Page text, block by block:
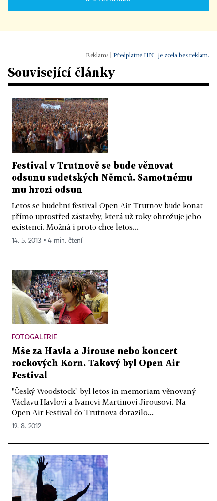
Předplatné HN+ je zcela bez reklam.
Související články
Festival v Trutnově se bude věnovat
odsunu sudetských Němců. Samotnému
mu hrozí odsun
Letos se hudební festival Open Air Trutnov bude konat
přímo uprostřed zástavby, která už roky ohrožuje jeho
existenci. Možná i proto chce letos...
14. 5. 2013 ▪ 4 min. čtení
FOTOGALERIE
Mše za Havla a Jirouse nebo koncert
rockových Korn. Takový byl Open Air
Festival
"Český Woodstock" byl letos in memoriam věnovaný
Václavu Havlovi a Ivanovi Martinovi Jirousovi. Na
Open Air Festival do Trutnova dorazilo...
19. 8. 2012